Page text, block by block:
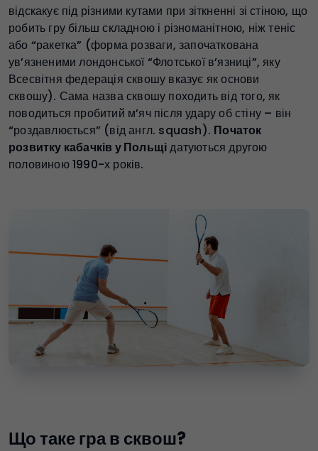
відскакує під різними кутами при зіткненні зі стіною, що
робить гру більш складною і різноманітною, ніж теніс
або “ракетка” (форма розваги, започаткована
ув’язненими лондонської “Флотської в’язниці”, яку
Всесвітня федерація сквошу вказує як основи
сквошу). Сама назва сквошу походить від того, як
поводиться пробитий м’яч після удару об стіну – він
“роздавлюється” (від англ. squash). Початок
розвитку кабачків у Польщідатуються другою
половиною 1990-х років.
Що таке гра в сквош?